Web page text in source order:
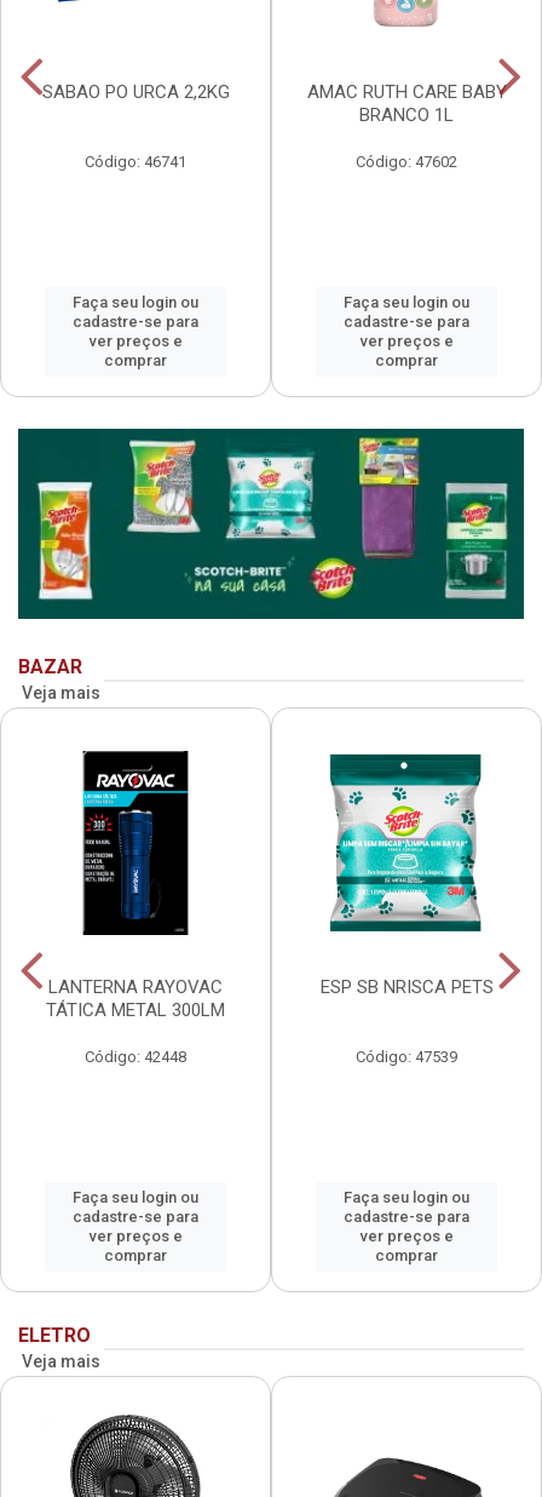
SABAO PO URCA 2,2KG
Código: 46741
Faça seu login ou
cadastre-se para
ver preços e
comprar
AMAC RUTH CARE BABY
BRANCO 1L
Código: 47602
Faça seu login ou
cadastre-se para
ver preços e
comprar
BAZAR
Veja mais
LANTERNA RAYOVAC
TÁTICA METAL 300LM
Código: 42448
Faça seu login ou
cadastre-se para
ver preços e
comprar
ESP SB NRISCA PETS
Código: 47539
Faça seu login ou
cadastre-se para
ver preços e
comprar
ELETRO
Veja mais